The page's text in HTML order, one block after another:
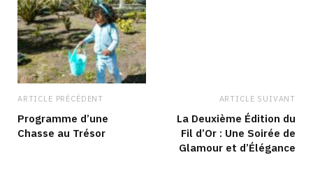
ARTICLE PRÉCÉDENT
Programme d’une
Chasse au Trésor
ARTICLE SUIVANT
La Deuxième Édition du
Fil d’Or : Une Soirée de
Glamour et d’Élégance